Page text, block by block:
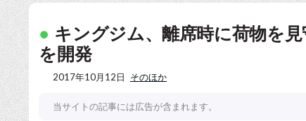
キングジム、離席時に荷物を
を開発
2017年10月12日 そのほか
当サイトの記事には広告が含まれます。